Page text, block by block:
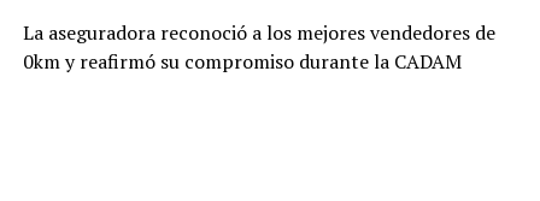
La aseguradora reconoció a los mejores vendedores de
0km y reafirmó su compromiso durante la CADAM